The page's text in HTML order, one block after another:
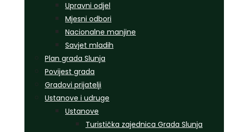
Upravni odjel
Mjesni odbori
Nacionalne manjine
Savjet mladih
Plan grada Slunja
Povijest grada
Gradovi prijatelji
Ustanove i udruge
Ustanove
Turistička zajednica Grada Slunja